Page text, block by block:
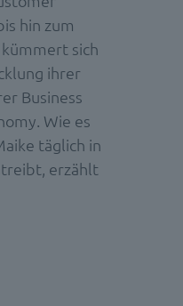
hin zum
sich
ihrer
Business
Wie es
täglich in
erzählt